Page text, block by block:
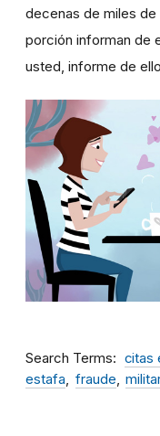
decenas de miles de
porción informan de
usted, informe de
Search Terms citas
estafa
fraude militar